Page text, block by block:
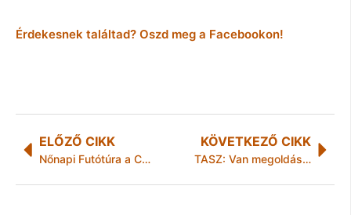
Érdekesnek találtad? Oszd meg a Facebookon!
ELŐZŐ CIKK
Nőnapi Futótúra a Csanyik-völgyben
KÖVETKEZŐ CIKK
TASZ: Van megoldás a jogsértő plakátok eltávolítására, de nem ez az